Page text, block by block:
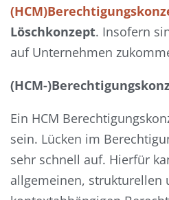
Löschkonzept. Insofern
auf Unternehmen
(HCM-
Ein HCM
sein. Lücken im
sehr schnell auf. Hierfür
allgemeinen, strukturellen